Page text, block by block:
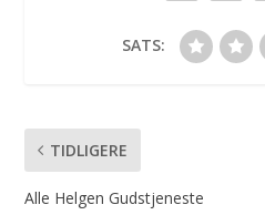
SATS:
TIDLIGERE
Alle Helgen Gudstjeneste